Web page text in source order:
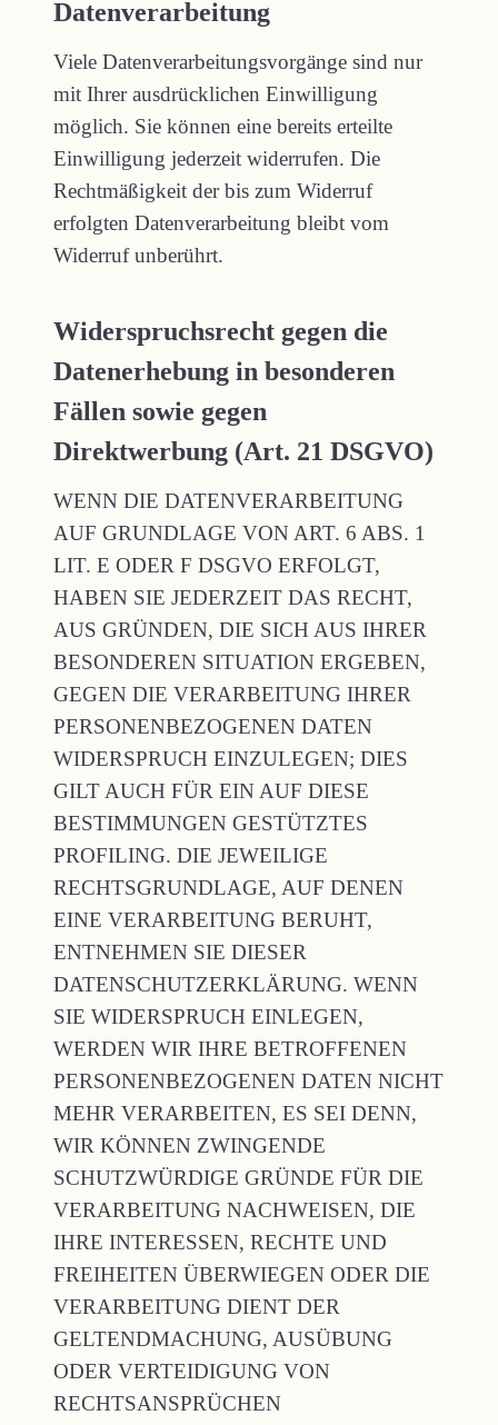
Datenverarbeitung
Viele Datenverarbeitungsvorgänge sind nur
mit Ihrer ausdrücklichen Einwilligung
möglich. Sie können eine bereits erteilte
Einwilligung jederzeit widerrufen. Die
Rechtmäßigkeit der bis zum Widerruf
erfolgten Datenverarbeitung bleibt vom
Widerruf unberührt.
Widerspruchsrecht gegen die
Datenerhebung in besonderen
Fällen sowie gegen
Direktwerbung (Art. 21 DSGVO)
WENN DIE DATENVERARBEITUNG
AUF GRUNDLAGE VON ART. 6 ABS. 1
LIT. E ODER F DSGVO ERFOLGT,
HABEN SIE JEDERZEIT DAS RECHT,
AUS GRÜNDEN, DIE SICH AUS IHRER
BESONDEREN SITUATION ERGEBEN,
GEGEN DIE VERARBEITUNG IHRER
PERSONENBEZOGENEN DATEN
WIDERSPRUCH EINZULEGEN; DIES
GILT AUCH FÜR EIN AUF DIESE
BESTIMMUNGEN GESTÜTZTES
PROFILING. DIE JEWEILIGE
RECHTSGRUNDLAGE, AUF DENEN
EINE VERARBEITUNG BERUHT,
ENTNEHMEN SIE DIESER
DATENSCHUTZERKLÄRUNG. WENN
SIE WIDERSPRUCH EINLEGEN,
WERDEN WIR IHRE BETROFFENEN
PERSONENBEZOGENEN DATEN NICHT
MEHR VERARBEITEN, ES SEI DENN,
WIR KÖNNEN ZWINGENDE
SCHUTZWÜRDIGE GRÜNDE FÜR DIE
VERARBEITUNG NACHWEISEN, DIE
IHRE INTERESSEN, RECHTE UND
FREIHEITEN ÜBERWIEGEN ODER DIE
VERARBEITUNG DIENT DER
GELTENDMACHUNG, AUSÜBUNG
ODER VERTEIDIGUNG VON
RECHTSANSPRÜCHEN